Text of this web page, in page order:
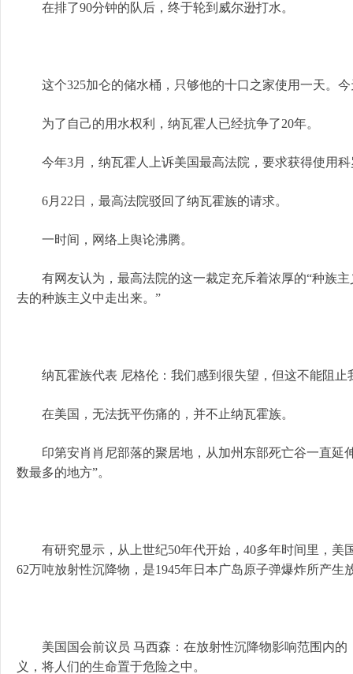
在排了90分钟的队后，终于轮到威尔逊打水。
这个325加仑的储水桶，只够他的十口之家使用一天。今
为了自己的用水权利，纳瓦霍人已经抗争了20年。
今年3月，纳瓦霍人上诉美国最高法院，要求获得使用科
6月22日，最高法院驳回了纳瓦霍族的请求。
一时间，网络上舆论沸腾。
有网友认为，最高法院的这一裁定充斥着浓厚的“种族主
去的种族主义中走出来。”
纳瓦霍族代表 尼格伦：我们感到很失望，但这不能阻止
在美国，无法抚平伤痛的，并不止纳瓦霍族。
印第安肖肖尼部落的聚居地，从加州东部死亡谷一直延
数最多的地方”。
有研究显示，从上世纪50年代开始，40多年时间里，美
62万吨放射性沉降物，是1945年日本广岛原子弹爆炸所产生
美国国会前议员 马西森：在放射性沉降物影响范围内的
义，将人们的生命置于危险之中。